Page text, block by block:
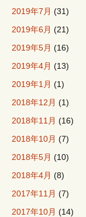
2019年7月 (31)
2019年6月 (21)
2019年5月 (16)
2019年4月 (13)
2019年1月 (1)
2018年12月 (1)
2018年11月 (16)
2018年10月 (7)
2018年5月 (10)
2018年4月 (8)
2017年11月 (7)
2017年10月 (14)